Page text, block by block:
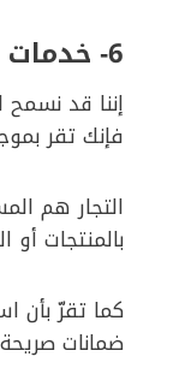
6- خدمات الأطراف الأخرى
إننا قد
فإنك تقر
التجار هم
بالمنتجات
كما تقرّ بأن
ضمانات